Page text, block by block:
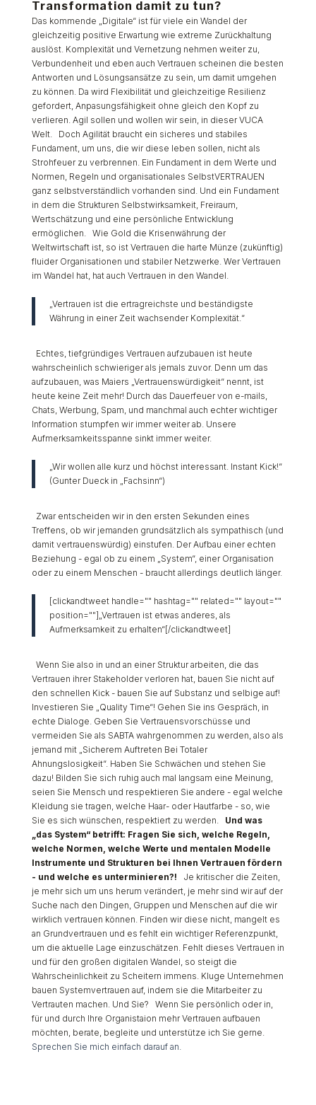
Transformation damit zu tun?
Das kommende „Digitale“ ist für viele ein Wandel der
gleichzeitig positive Erwartung wie extreme Zurückhaltung
auslöst. Komplexität und Vernetzung nehmen weiter zu,
Verbundenheit und eben auch Vertrauen scheinen die besten
Antworten und Lösungsansätze zu sein, um damit umgehen
zu können. Da wird Flexibilität und gleichzeitige Resilienz
gefordert, Anpasungsfähigkeit ohne gleich den Kopf zu
verlieren. Agil sollen und wollen wir sein, in dieser VUCA
Welt. Doch Agilität braucht ein sicheres und stabiles
Fundament, um uns, die wir diese leben sollen, nicht als
Strohfeuer zu verbrennen. Ein Fundament in dem Werte und
Normen, Regeln und organisationales SelbstVERTRAUEN
ganz selbstverständlich vorhanden sind. Und ein Fundament
in dem die Strukturen Selbstwirksamkeit, Freiraum,
Wertschätzung und eine persönliche Entwicklung
ermöglichen. Wie Gold die Krisenwährung der
Weltwirtschaft ist, so ist Vertrauen die harte Münze (zukünftig)
fluider Organisationen und stabiler Netzwerke. Wer Vertrauen
im Wandel hat, hat auch Vertrauen in den Wandel.
„Vertrauen ist die ertragreichste und beständigste
Währung in einer Zeit wachsender Komplexität.“
Echtes, tiefgründiges Vertrauen aufzubauen ist heute
wahrscheinlich schwieriger als jemals zuvor. Denn um das
aufzubauen, was Maiers „Vertrauenswürdigkeit“ nennt, ist
heute keine Zeit mehr! Durch das Dauerfeuer von e-mails,
Chats, Werbung, Spam, und manchmal auch echter wichtiger
Information stumpfen wir immer weiter ab. Unsere
Aufmerksamkeitsspanne sinkt immer weiter.
„Wir wollen alle kurz und höchst interessant. Instant Kick!“
(Gunter Dueck in „Fachsinn“)
Zwar entscheiden wir in den ersten Sekunden eines
Treffens, ob wir jemanden grundsätzlich als sympathisch (und
damit vertrauenswürdig) einstufen. Der Aufbau einer echten
Beziehung - egal ob zu einem „System“, einer Organisation
oder zu einem Menschen - braucht allerdings deutlich länger.
[clickandtweet handle="" hashtag="" related="" layout=""
position=""]„Vertrauen ist etwas anderes, als
Aufmerksamkeit zu erhalten“[/clickandtweet]
Wenn Sie also in und an einer Struktur arbeiten, die das
Vertrauen ihrer Stakeholder verloren hat, bauen Sie nicht auf
den schnellen Kick - bauen Sie auf Substanz und selbige auf!
Investieren Sie „Quality Time“! Gehen Sie ins Gespräch, in
echte Dialoge. Geben Sie Vertrauensvorschüsse und
vermeiden Sie als SABTA wahrgenommen zu werden, also als
jemand mit „Sicherem Auftreten Bei Totaler
Ahnungslosigkeit“. Haben Sie Schwächen und stehen Sie
dazu! Bilden Sie sich ruhig auch mal langsam eine Meinung,
seien Sie Mensch und respektieren Sie andere - egal welche
Kleidung sie tragen, welche Haar- oder Hautfarbe - so, wie
Sie es sich wünschen, respektiert zu werden. Und was
„das System“ betrifft: Fragen Sie sich, welche Regeln,
welche Normen, welche Werte und mentalen Modelle
Instrumente und Strukturen bei Ihnen Vertrauen fördern
- und welche es unterminieren?! Je kritischer die Zeiten,
je mehr sich um uns herum verändert, je mehr sind wir auf der
Suche nach den Dingen, Gruppen und Menschen auf die wir
wirklich vertrauen können. Finden wir diese nicht, mangelt es
an Grundvertrauen und es fehlt ein wichtiger Referenzpunkt,
um die aktuelle Lage einzuschätzen. Fehlt dieses Vertrauen in
und für den großen digitalen Wandel, so steigt die
Wahrscheinlichkeit zu Scheitern immens. Kluge Unternehmen
bauen Systemvertrauen auf, indem sie die Mitarbeiter zu
Vertrauten machen. Und Sie? Wenn Sie persönlich oder in,
für und durch Ihre Organistaion mehr Vertrauen aufbauen
möchten, berate, begleite und unterstütze ich Sie gerne.
Sprechen Sie mich einfach darauf an.